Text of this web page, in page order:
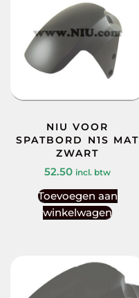
NIU VOOR
SPATBORD N1S MAT
ZWART
52.50 incl. btw
Toevoegen aan
winkelwagen